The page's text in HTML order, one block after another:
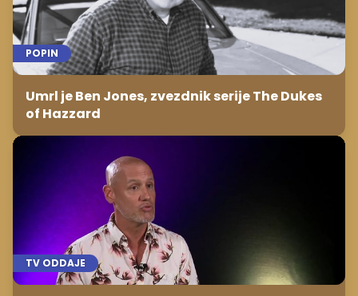
POPIN
Umrl je Ben Jones, zvezdnik serije The Dukes
of Hazzard
TV ODDAJE